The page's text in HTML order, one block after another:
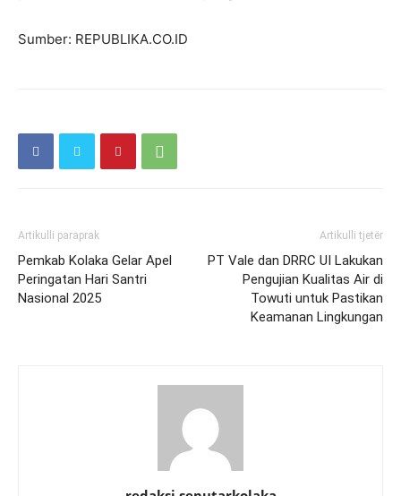
Sumber: REPUBLIKA.CO.ID
Artikulli paraprak
Pemkab Kolaka Gelar Apel
Peringatan Hari Santri
Nasional 2025
Artikulli tjetër
PT Vale dan DRRC UI Lakukan
Pengujian Kualitas Air di
Towuti untuk Pastikan
Keamanan Lingkungan